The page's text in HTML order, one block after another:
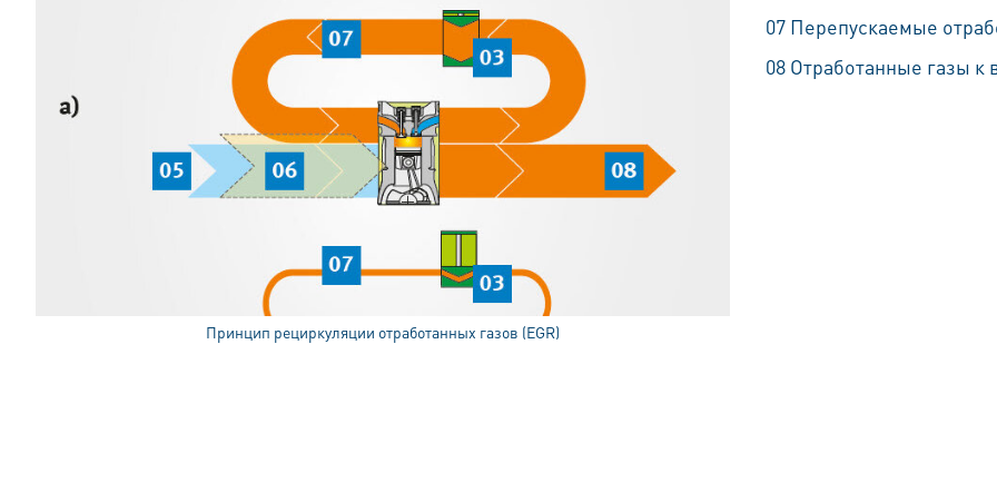
Принцип рециркуляции отработанных газов (EGR)
07 Перепускаемые
08 Отработанные газы к